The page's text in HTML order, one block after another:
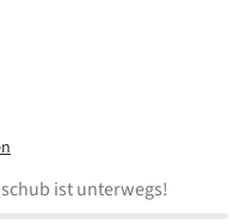
Material: Silikon
ist unterwegs!